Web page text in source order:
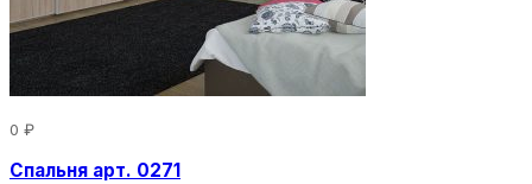
0 ₽
Спальня арт. 0271